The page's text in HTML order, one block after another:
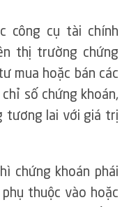
công cụ tài chính
thị trường chứng
mua hoặc bán các
số chứng khoán,
tương lai với giá trị
chứng khoán phái
thuộc vào hoặc